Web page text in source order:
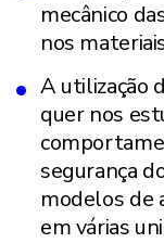
mecânico
nos
A utilização
quer nos
segurança
modelos de
em várias